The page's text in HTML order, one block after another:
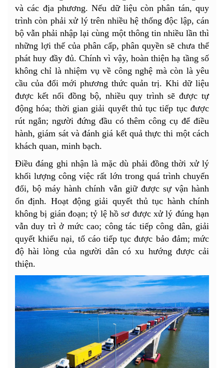
và các địa phương. Nếu dữ liệu còn phân tán, quy
trình còn phải xử lý trên nhiều hệ thống độc lập, cán
bộ vẫn phải nhập lại cùng một thông tin nhiều lần thì
những lợi thế của phân cấp, phân quyền sẽ chưa thể
phát huy đầy đủ. Chính vì vậy, hoàn thiện hạ tầng số
không chỉ là nhiệm vụ về công nghệ mà còn là yêu
cầu của đổi mới phương thức quản trị. Khi dữ liệu
được kết nối đồng bộ, nhiều quy trình sẽ được tự
động hóa; thời gian giải quyết thủ tục tiếp tục được
rút ngắn; người đứng đầu có thêm công cụ để điều
hành, giám sát và đánh giá kết quả thực thi một cách
khách quan, minh bạch.
Điều đáng ghi nhận là mặc dù phải đồng thời xử lý
khối lượng công việc rất lớn trong quá trình chuyển
đổi, bộ máy hành chính vẫn giữ được sự vận hành
ổn định. Hoạt động giải quyết thủ tục hành chính
không bị gián đoạn; tỷ lệ hồ sơ được xử lý đúng hạn
vẫn duy trì ở mức cao; công tác tiếp công dân, giải
quyết khiếu nại, tố cáo tiếp tục được bảo đảm; mức
độ hài lòng của người dân có xu hướng được cải
thiện.